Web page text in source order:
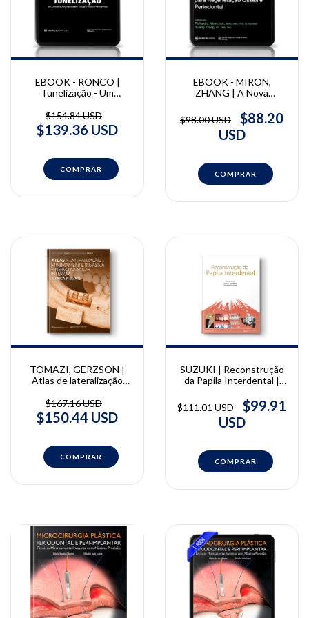
EBOOK - RONCO |
Tunelização - Um
Cirurgia Plástica
Periodontal | Vincent
Ronco
$154.84 USD
$139.36 USD
EBOOK - MIRON,
ZHANG | A Nova
para Regeneração Óssea
e Periodontal | Richard J.
Miron e Yufeng Zhang
$98.00 USD
$88.20
USD
TOMAZI, GERZSON |
Atlas de lateralização
nervo alveolar inferior:
técnica in-block | Marcos
Tomazi, Alexandre
$167.16 USD
$150.44 USD
SUZUKI | Reconstrução
da Papila Interdental |
Yamaguchi, Masahito
Takahashi
$111.01 USD
$99.91
USD